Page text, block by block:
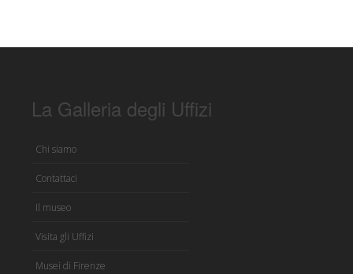
La Galleria degli Uffizi
Chi siamo
Contattaci
Il museo
Visita gli Uffizi
Musei di Firenze